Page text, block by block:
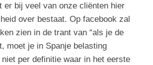
er bij veel van onze cliënten hier
over bestaat. Op facebook zal
zien in de trant van “als je de
moet je in Spanje belasting
niet per definitie waar in het eerste